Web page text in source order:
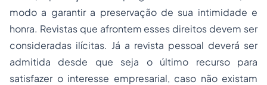
modo a garantir a preservação de sua intimidade e
honra. Revistas que afrontem esses direitos devem ser
consideradas ilícitas. Já a revista pessoal deverá ser
admitida desde que seja o último recurso para
satisfazer o interesse empresarial, caso não existam